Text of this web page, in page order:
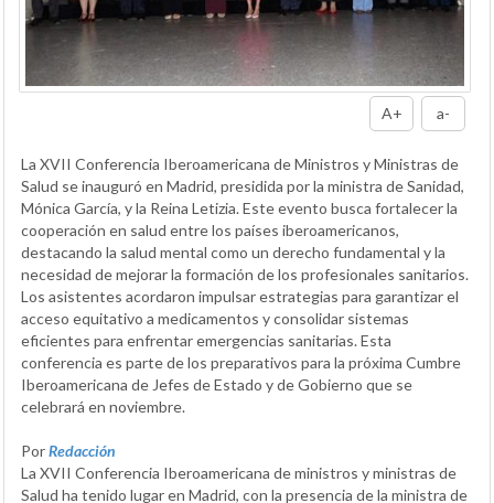
A+ a-
La XVII Conferencia Iberoamericana de Ministros y Ministras de
Salud se inauguró en Madrid, presidida por la ministra de Sanidad,
Mónica García, y la Reina Letizia. Este evento busca fortalecer la
cooperación en salud entre los países iberoamericanos,
destacando la salud mental como un derecho fundamental y la
necesidad de mejorar la formación de los profesionales sanitarios.
Los asistentes acordaron impulsar estrategias para garantizar el
acceso equitativo a medicamentos y consolidar sistemas
eficientes para enfrentar emergencias sanitarias. Esta
conferencia es parte de los preparativos para la próxima Cumbre
Iberoamericana de Jefes de Estado y de Gobierno que se
celebrará en noviembre.
PorRedacción
La XVII Conferencia Iberoamericana de ministros y ministras de
Salud ha tenido lugar en Madrid, con la presencia de la ministra de